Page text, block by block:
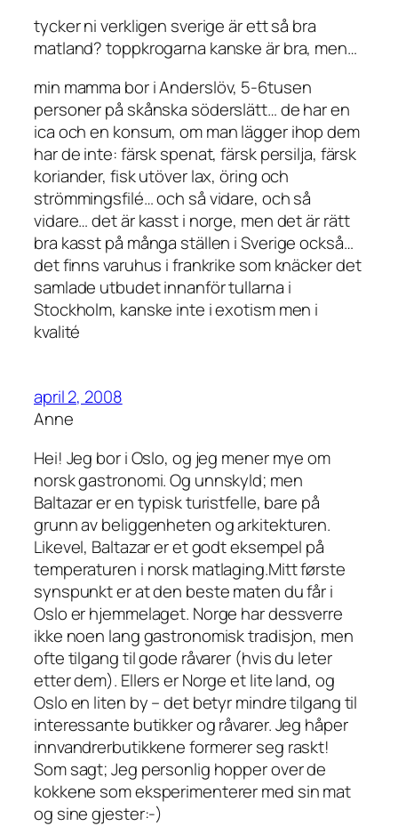
tycker ni verkligen sverige är ett så bra
matland? toppkrogarna kanske är bra, men…
min mamma bor i Anderslöv, 5-6tusen
personer på skånska söderslätt… de har en
ica och en konsum, om man lägger ihop dem
har de inte: färsk spenat, färsk persilja, färsk
koriander, fisk utöver lax, öring och
strömmingsfilé… och så vidare, och så
vidare… det är kasst i norge, men det är rätt
bra kasst på många ställen i Sverige också…
det finns varuhus i frankrike som knäcker det
samlade utbudet innanför tullarna i
Stockholm, kanske inte i exotism men i
kvalité
april 2, 2008
Anne
Hei! Jeg bor i Oslo, og jeg mener mye om
norsk gastronomi. Og unnskyld; men
Baltazar er en typisk turistfelle, bare på
grunn av beliggenheten og arkitekturen.
Likevel, Baltazar er et godt eksempel på
temperaturen i norsk matlaging.Mitt første
synspunkt er at den beste maten du får i
Oslo er hjemmelaget. Norge har dessverre
ikke noen lang gastronomisk tradisjon, men
ofte tilgang til gode råvarer (hvis du leter
etter dem). Ellers er Norge et lite land, og
Oslo en liten by – det betyr mindre tilgang til
interessante butikker og råvarer. Jeg håper
innvandrerbutikkene formerer seg raskt!
Som sagt; Jeg personlig hopper over de
kokkene som eksperimenterer med sin mat
og sine gjester:-)